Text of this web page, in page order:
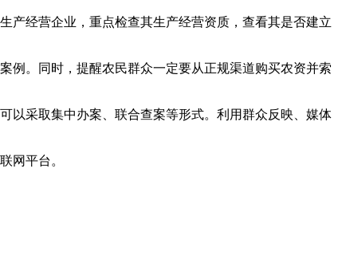
经营企业，重点检查其生产经营资质，查看其是否建立
。同时，提醒农民群众一定要从正规渠道购买农资并索
采取集中办案、联合查案等形式。利用群众反映、媒体
网平台。